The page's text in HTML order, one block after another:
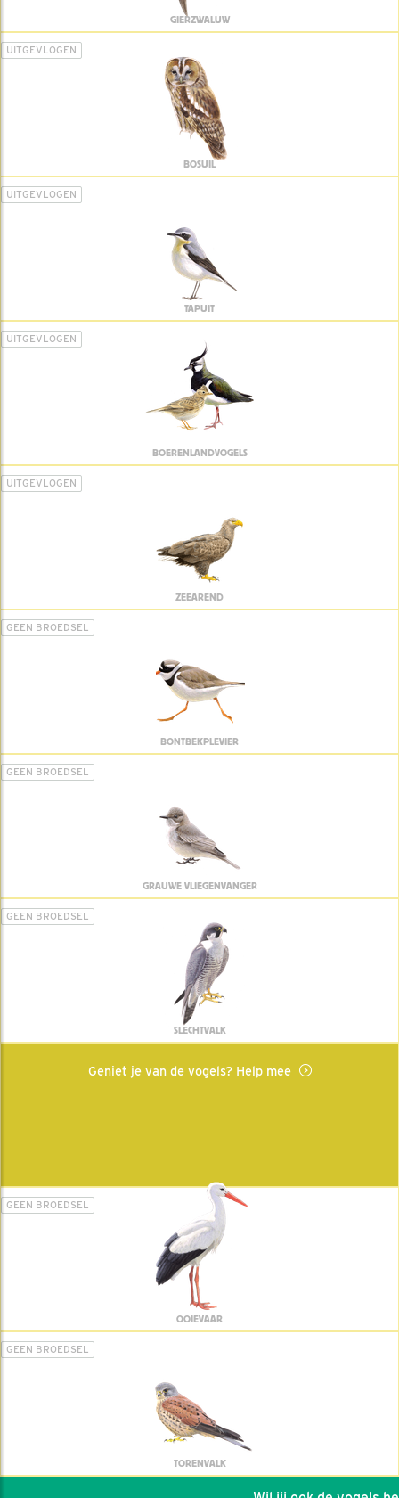
GIERZWALUW
UITGEVLOGEN
BOSUIL
UITGEVLOGEN
TAPUIT
UITGEVLOGEN
BOERENLANDVOGELS
UITGEVLOGEN
ZEEAREND
GEEN BROEDSEL
BONTBEKPLEVIER
GEEN BROEDSEL
GRAUWE VLIEGENVANGER
GEEN BROEDSEL
SLECHTVALK
Geniet je van de vogels? Help mee
GEEN BROEDSEL
OOIEVAAR
GEEN BROEDSEL
TORENVALK